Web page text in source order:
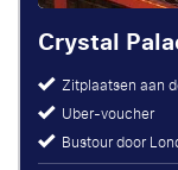
Crystal
Zitplaatsen aan
Uber-voucher
Bustour door